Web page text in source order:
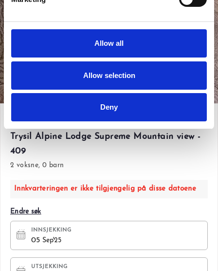
Allow all
Allow selection
Deny
Fre 05 Sep'25 - Søn 07 Sep'25
Trysil Alpine Lodge Supreme Mountain view -
409
2 voksne, 0 barn
Innkvarteringen er ikke tilgjengelig på disse datoene
Endre søk
INNSJEKKING
05 Sep'25
UTSJEKKING